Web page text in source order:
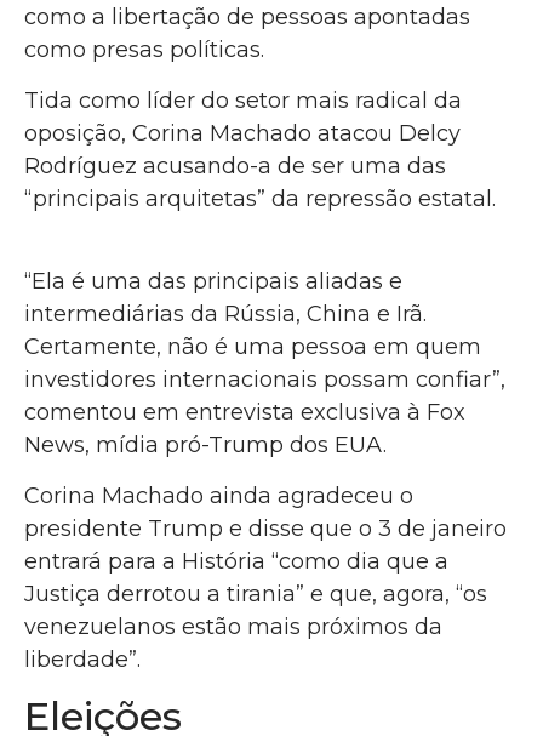
como a libertação de pessoas apontadas
como presas políticas.
Tida como líder do setor mais radical da
oposição, Corina Machado atacou Delcy
Rodríguez acusando-a de ser uma das
“principais arquitetas” da repressão estatal.
“Ela é uma das principais aliadas e
intermediárias da Rússia, China e Irã.
Certamente, não é uma pessoa em quem
investidores internacionais possam confiar”,
comentou em entrevista exclusiva à Fox
News, mídia pró-Trump dos EUA.
Corina Machado ainda agradeceu o
presidente Trump e disse que o 3 de janeiro
entrará para a História “como dia que a
Justiça derrotou a tirania” e que, agora, “os
venezuelanos estão mais próximos da
liberdade”.
Eleições